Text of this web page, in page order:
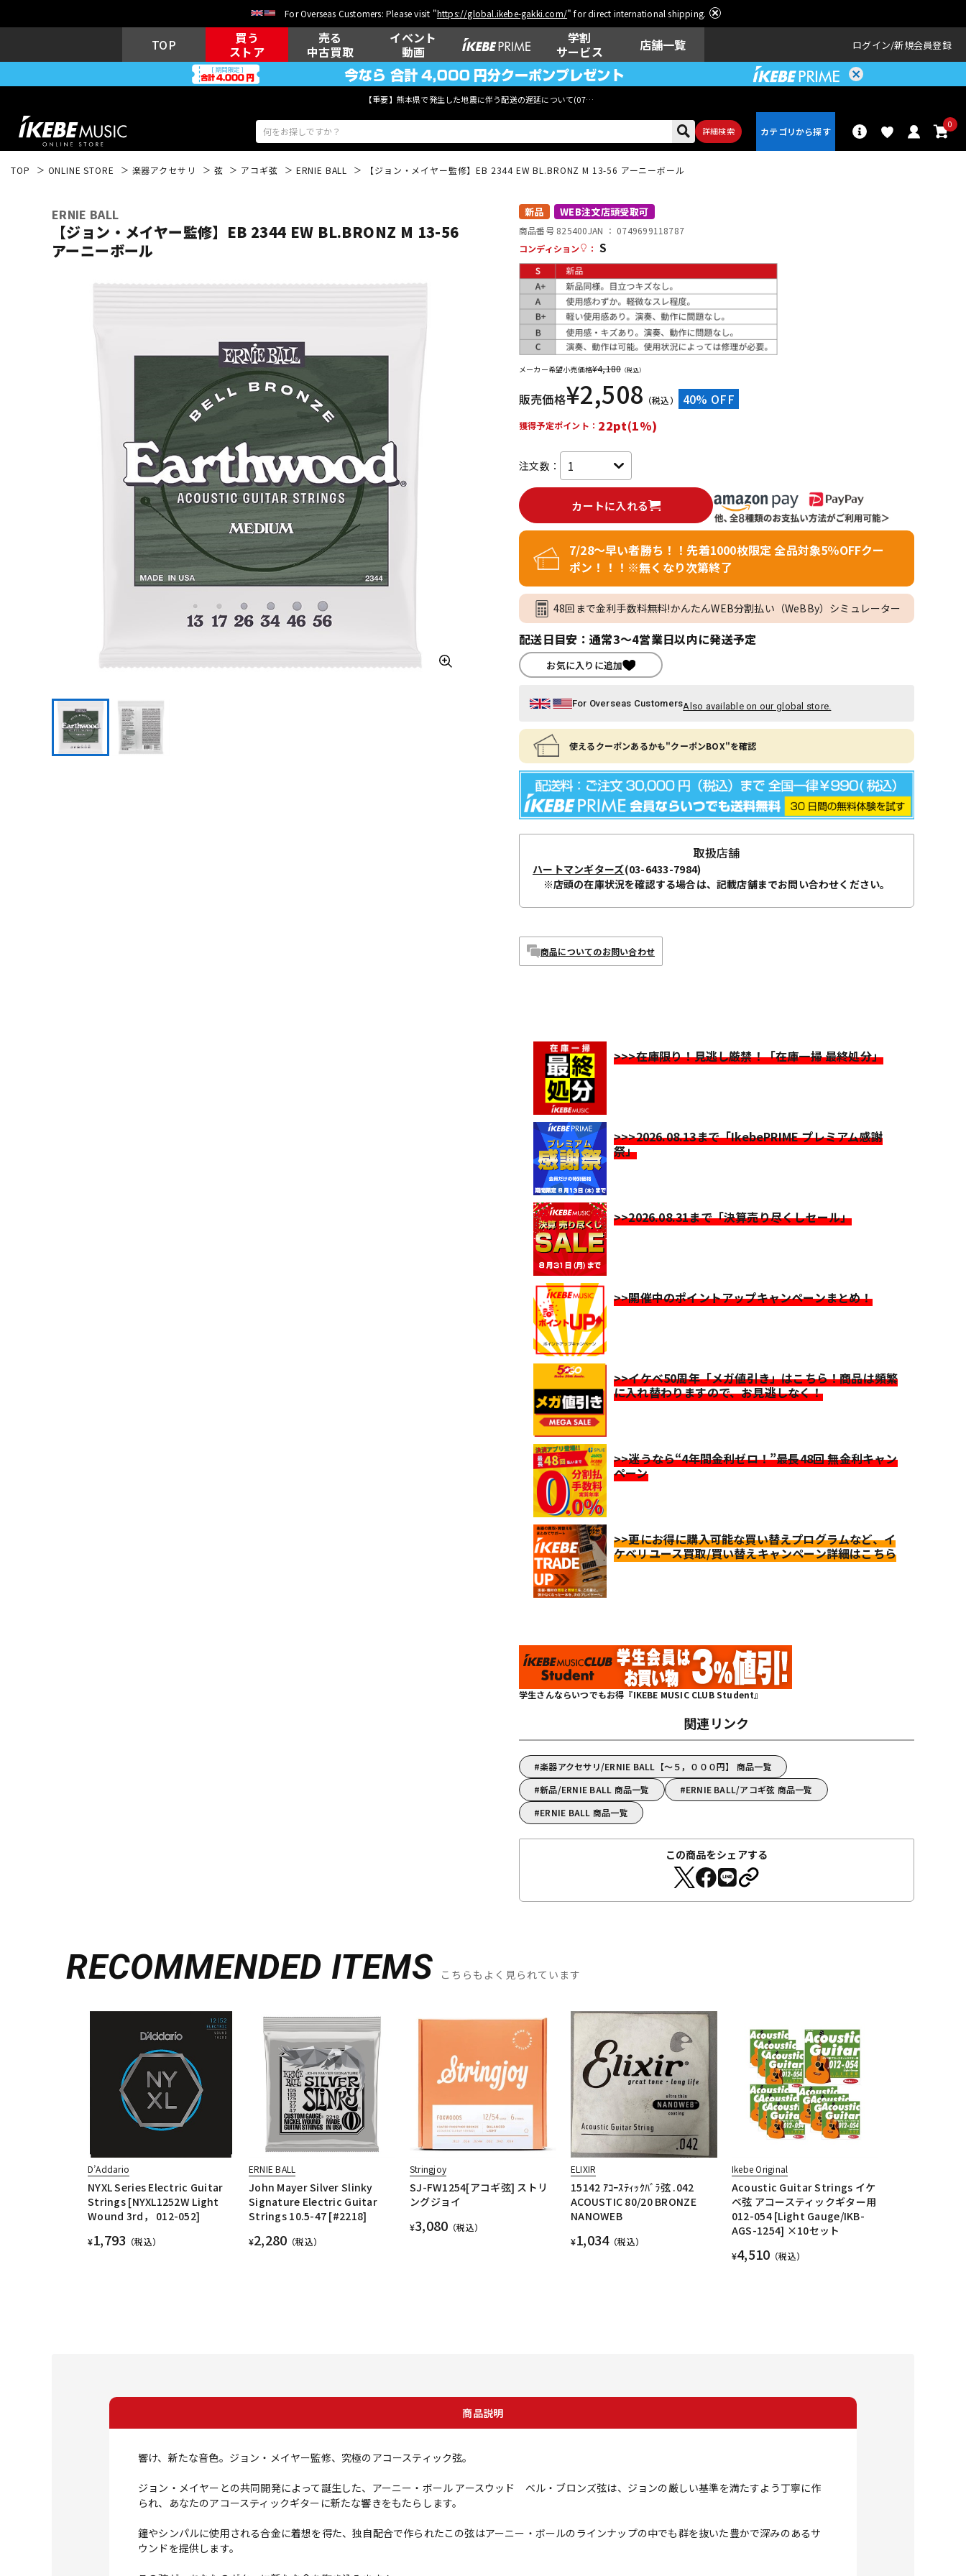
For Overseas Customers: Please visit "https://global.ikebe-gakki.com/" for direct international shipping.
TOP
買う
ストア
売る
中古買取
イベント
動画
学割
サービス
店舗一覧 ログイン 新規会員登録
【重要】熊本県で発生した地震に伴う配送の遅延について(07月29日
詳細検索
0
ウクレレ
その他楽器
DTM イン納品
レコーディン
グ機器
配信/ライブ
機器
中古 ヴィンテージ
TOP ONLINE STORE 楽器アクセサリ 弦 アコギ弦 ERNIE BALL 【ジョン・メイヤー監修】EB 2344 EW BL.BRONZ M 13-56 アーニーボール
ERNIE BALL
【ジョン・メイヤー監修】EB 2344 EW BL.BRONZ M 13-56
アーニーボール
新品 WEB注文店頭受取可
商品番号 825400JAN ： 0749699118787
コンディション
： S
メーカー希望小売価格¥4,180 （税込）
販売価格¥2,508 （税込） 40% OFF
獲得予定ポイント： 22pt(1%)
注文数：
カートに入れる
7/28～早い者勝ち！！先着1000枚限定 全品対象5％OFFクー
ポン！！！※無くなり次第終了
48回まで金利手数料無料!かんたんWEB分割払い（WeBBy）シミュレーター
配送日目安：通常3～4営業日以内に発送予定
お気に入りに追加
For Overseas CustomersAlso available on our global store.
使えるクーポンあるかも"クーポンBOX"を確認
取扱店舗
ハートマンギターズ(03-6433-7984)
※店頭の在庫状況を確認する場合は、記載店舗までお問い合わせください。
商品についてのお問い合わせ
>>>在庫限り！見逃し厳禁！「在庫一掃 最終処分」
>>>2026.08.13まで「IkebePRIME プレミアム感謝
祭」
>>2026.08.31まで「決算売り尽くしセール」
>>開催中のポイントアップキャンペーンまとめ！
>>イケベ50周年「メガ値引き」はこちら！商品は頻繁
に入れ替わりますので、お見逃しなく！
>>迷うなら“4年間金利ゼロ！”最長48回 無金利キャン
ペーン
>>更にお得に購入可能な買い替えプログラムなど、イ
ケベリユース買取/買い替えキャンペーン詳細はこちら
学生さんならいつでもお得『IKEBE MUSIC CLUB Student』
関連リンク
楽器アクセサリ/ERNIE BALL【～５，０００円】 商品一覧
新品/ERNIE BALL 商品一覧
ERNIE BALL/アコギ弦 商品一覧
ERNIE BALL 商品一覧
この商品をシェアする
RECOMMENDED ITEMS こちらもよく見られています
D’Addario
NYXL Series Electric Guitar
Strings [NYXL1252W Light
Wound 3rd， 012-052]
¥1,793 （税込）
ERNIE BALL
John Mayer Silver Slinky
Signature Electric Guitar
Strings 10.5-47 [#2218]
¥2,280 （税込）
Stringjoy
SJ-FW1254[アコギ弦] ストリ
ングジョイ
¥3,080 （税込）
ELIXIR
15142 ｱｺｰｽﾃｨｯｸﾊﾞﾗ弦 .042
ACOUSTIC 80/20 BRONZE
NANOWEB
¥1,034（税込）
Ikebe Original
Acoustic Guitar Strings イケ
ベ弦 アコースティックギター用
012-054 [Light Gauge/IKB-
AGS-1254] ×10セット
¥4,510 （税込）
商品説明
響け、新たな音色。ジョン・メイヤー監修、究極のアコースティック弦。
ジョン・メイヤーとの共同開発によって誕生した、アーニー・ボール アースウッド ベル・ブロンズ弦は、ジョンの厳しい基準を満たすよう丁寧に作
られ、あなたのアコースティックギターに新たな響きをもたらします。
鐘やシンパルに使用される合金に着想を得た、独自配合で作られたこの弦はアーニー・ボールのラインナップの中でも群を抜いた豊かで深みのあるサ
ウンドを提供します。